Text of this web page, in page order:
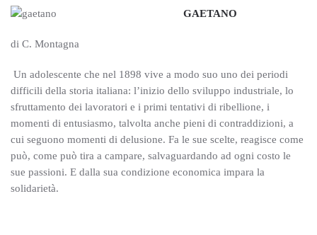
GAETANO
di C. Montagna
Un adolescente che nel 1898 vive a modo suo uno dei periodi
difficili della storia italiana: l’inizio dello sviluppo industriale, lo
sfruttamento dei lavoratori e i primi tentativi di ribellione, i
momenti di entusiasmo, talvolta anche pieni di contraddizioni, a
cui seguono momenti di delusione. Fa le sue scelte, reagisce come
può, come può tira a campare, salvaguardando ad ogni costo le
sue passioni. E dalla sua condizione economica impara la
solidarietà.